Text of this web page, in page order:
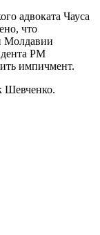
адвоката Чауса
что
Молдавии
РМ
импичмент.
Шевченко.